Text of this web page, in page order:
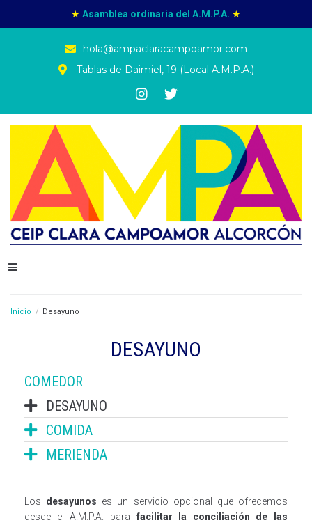
★ Asamblea ordinaria del A.M.P.A. ★
hola@ampaclaracampoamor.com
Tablas de Daimiel, 19 (Local A.M.P.A.)
Inicio / Desayuno
DESAYUNO
COMEDOR
DESAYUNO
COMIDA
MERIENDA
Los desayunos es un servicio opcional que ofrecemos
desde el A.M.P.A. para facilitar la conciliación de las